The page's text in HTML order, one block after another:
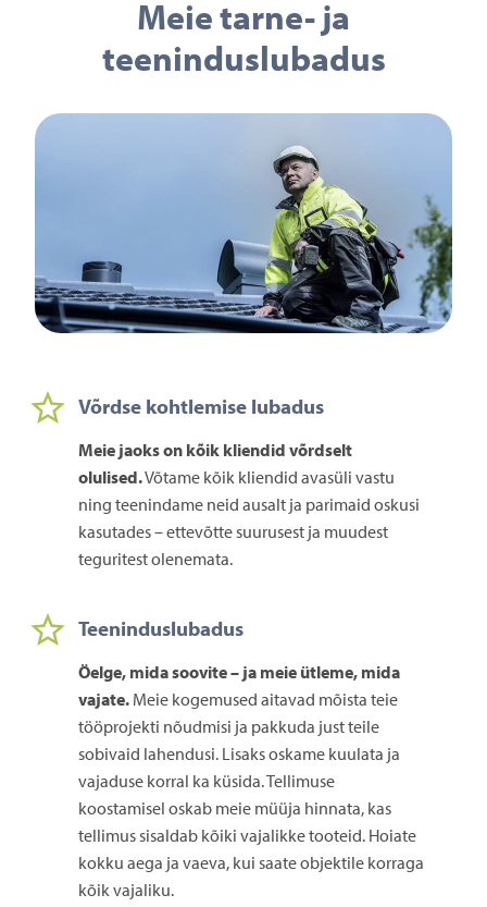
Meie tarne- ja
teeninduslubadus
Võrdse kohtlemise lubadus
Meie jaoks on kõik kliendid võrdselt
olulised.Võtame kõik kliendid avasüli vastu
ning teenindame neid ausalt ja parimaid oskusi
kasutades – ettevõtte suurusest ja muudest
teguritest olenemata.
Teeninduslubadus
Öelge, mida soovite – ja meie ütleme, mida
vajate. Meie kogemused aitavad mõista teie
tööprojekti nõudmisi ja pakkuda just teile
sobivaid lahendusi. Lisaks oskame kuulata ja
vajaduse korral ka küsida. Tellimuse
koostamisel oskab meie müüja hinnata, kas
tellimus sisaldab kõiki vajalikke tooteid. Hoiate
kokku aega ja vaeva, kui saate objektile korraga
kõik vajaliku.